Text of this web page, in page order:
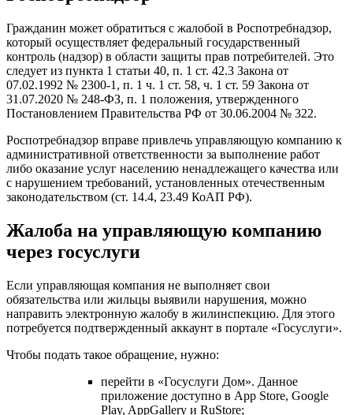
Гражданин может обратиться с жалобой в Роспотребнадзор,
который осуществляет федеральный государственный
контроль (надзор) в области защиты прав потребителей. Это
следует из пункта 1 статьи 40, п. 1 ст. 42.3 Закона от
07.02.1992 № 2300-1, п. 1 ч. 1 ст. 58, ч. 1 ст. 59 Закона от
31.07.2020 № 248-ФЗ, п. 1 положения, утвержденного
Постановлением Правительства РФ от 30.06.2004 № 322.
Роспотребнадзор вправе привлечь управляющую компанию к
административной ответственности за выполнение работ
либо оказание услуг населению ненадлежащего качества или
с нарушением требований, установленных отечественным
законодательством (ст. 14.4, 23.49 КоАП РФ).
Жалоба на управляющую компанию
через госуслуги
Если управляющая компания не выполняет свои
обязательства или жильцы выявили нарушения, можно
направить электронную жалобу в жилинспекцию. Для этого
потребуется подтвержденный аккаунт в портале «Госуслуги».
Чтобы подать такое обращение, нужно:
перейти в «Госуслуги Дом». Данное
приложение доступно в App Store, Google
Play, AppGallery и RuStore;